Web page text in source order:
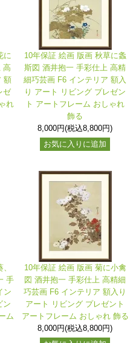
に
高
額
ゼ
れ
10年保証 絵画 版画 秋草に螽
斯図 酒井抱一 手彩仕上 高精
細巧芸画 F6 インテリア 額入
り アート リビング プレゼン
ト アートフレーム おしゃれ
飾る
8,000円(税込8,800円)
お気に入りに追加
手
ン
ン
ム
10年保証 絵画 版画 菊に小禽
図 酒井抱一 手彩仕上 高精細
巧芸画 F6 インテリア 額入り
アート リビング プレゼント
アートフレーム おしゃれ 飾る
8,000円(税込8,800円)